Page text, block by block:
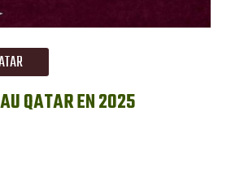
QATAR EN 2025